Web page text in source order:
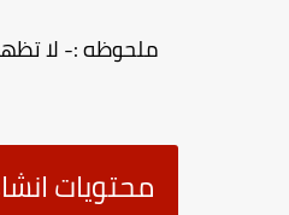
ملحوظه :- لا
محتويات